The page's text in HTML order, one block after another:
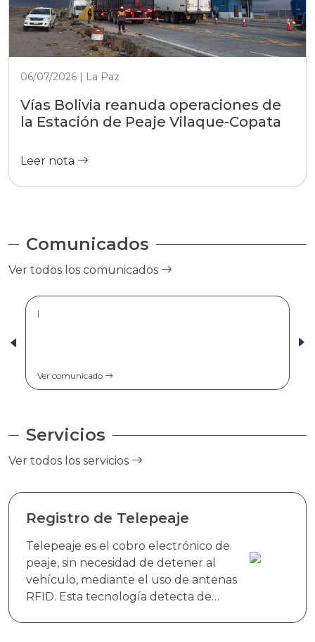
06/07/2026 | La Paz
Vías Bolivia reanuda operaciones de
la Estación de Peaje Vilaque-Copata
Leer nota
Comunicados
Ver todos los comunicados
|
Ver comunicado
Servicios
Ver todos los servicios
Registro de Telepeaje
Telepeaje es el cobro electrónico de
peaje, sin necesidad de detener al
vehículo, mediante el uso de antenas
RFID. Esta tecnología detecta de